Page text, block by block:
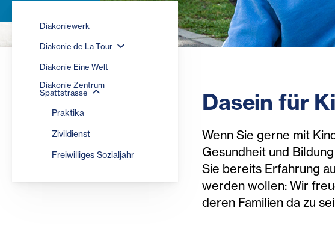
Diakoniewerk
Diakonie de La Tour
Diakonie Eine Welt
Diakonie Zentrum
Spattstrasse
Praktika
Zivildienst
Freiwilliges Sozialjahr
Dasein für
Wenn Sie gerne mit
Gesundheit und
Sie bereits Erfahrung
werden wollen: Wir
deren Familien da zu